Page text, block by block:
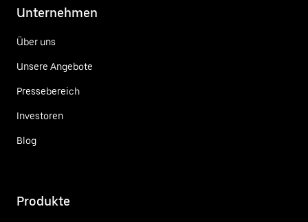
Unternehmen
Über uns
Unsere Angebote
Pressebereich
Investoren
Blog
Produkte